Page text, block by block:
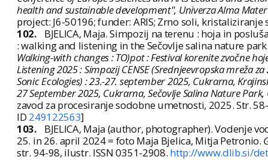
health and sustainable development", Univerza Alma
project: J6-50196; funder: ARIS; Zrno soli,
102.
BJELICA, Maja. Simpozij na terenu : hoja in
: walking and listening in the Sečovlje salina nature park.
Walking-with changes : TO)pot : Festival korenite zvočne
Listening 2025 : Simpozij CENSE (Srednjeevropska mreža
Sonic Ecologies) : 23.-27. september 2025, Cukrarna,
27 September 2025, Cukrarna, Sečovlje Salina Nature
zavod za procesiranje sodobne umetnosti, 2025. Str.
ID 249122563]
103.
BJELICA, Maja (author, photographer). Vodenje
25. in 26. april 2024 = foto Maja Bjelica, Mitja Petronio.
str. 94-98, ilustr. ISSN 0351-2908. http://www.dlib.si/